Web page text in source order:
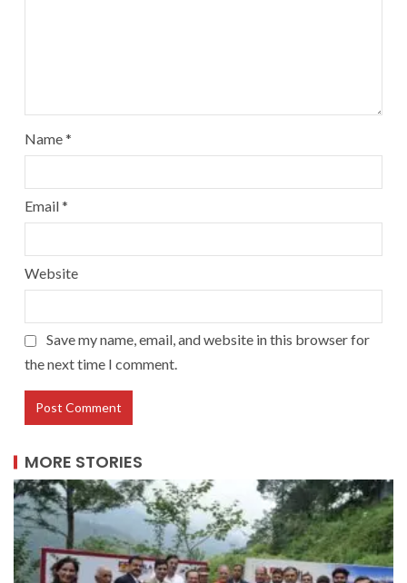
Name*
Email*
Website
Save my name, email, and website in this browser for
the next time I comment.
MORE STORIES